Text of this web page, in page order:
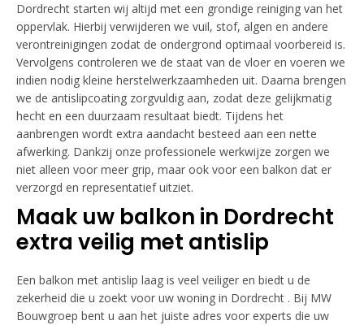
Dordrecht starten wij altijd met een grondige reiniging van het
oppervlak. Hierbij verwijderen we vuil, stof, algen en andere
verontreinigingen zodat de ondergrond optimaal voorbereid is.
Vervolgens controleren we de staat van de vloer en voeren we
indien nodig kleine herstelwerkzaamheden uit. Daarna brengen
we de antislipcoating zorgvuldig aan, zodat deze gelijkmatig
hecht en een duurzaam resultaat biedt. Tijdens het
aanbrengen wordt extra aandacht besteed aan een nette
afwerking. Dankzij onze professionele werkwijze zorgen we
niet alleen voor meer grip, maar ook voor een balkon dat er
verzorgd en representatief uitziet.
Maak uw balkon in Dordrecht
extra veilig met antislip
Een balkon met antislip laag is veel veiliger en biedt u de
zekerheid die u zoekt voor uw woning in Dordrecht . Bij MW
Bouwgroep bent u aan het juiste adres voor experts die uw